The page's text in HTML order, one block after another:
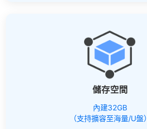
儲存空間
內建32GB
（支持擴容至海量/U盤）